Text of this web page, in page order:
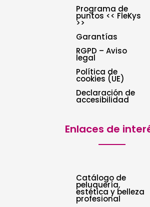
Programa de
puntos << FleKys
>>
Garantías
RGPD – Aviso
legal
Política de
cookies (UE)
Declaración de
accesibilidad
Enlaces de
Catálogo de
peluquería,
estética y belleza
profesional